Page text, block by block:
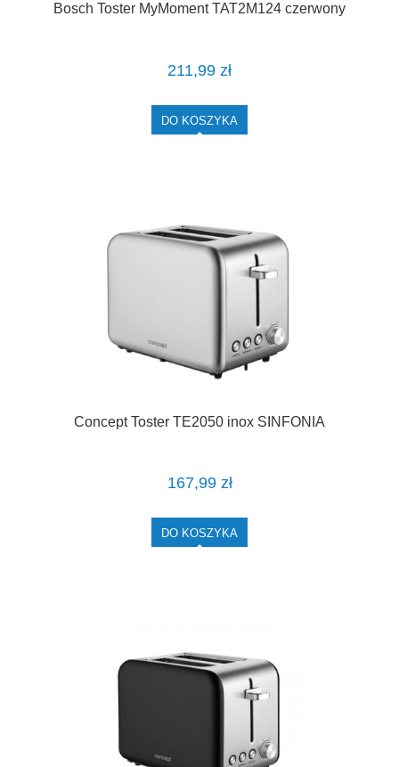
Bosch Toster MyMoment TAT2M124 czerwony
211,99 zł
DO KOSZYKA
Concept Toster TE2050 inox SINFONIA
167,99 zł
DO KOSZYKA